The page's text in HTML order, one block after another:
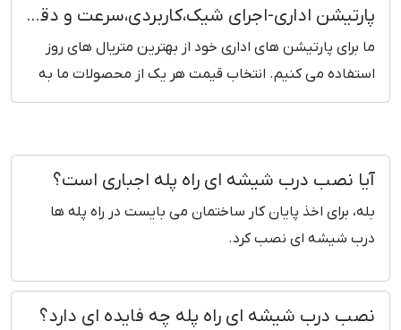
پارتیشن اداری-اجرای شیک،کاربردی،سرعت و دقت بالا، قیمت روز
ما برای پارتیشن های اداری خود از بهترین متریال های روز
استفاده می کنیم. انتخاب قیمت هر یک از محصولات ما به
صورت مهندسی و دقیق بوده و نسبت به کیفیت آن قیمت
رضایت مشتری بایگانی نخواهد شد.
آیا نصب درب شیشه ای راه پله اجباری است؟
بله، برای اخذ پایان کار ساختمان می بایست در راه پله ها
درب شیشه ای نصب کرد.
نصب درب شیشه ای راه پله چه فایده ای دارد؟